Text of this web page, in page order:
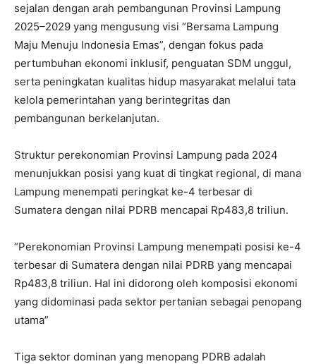
sejalan dengan arah pembangunan Provinsi Lampung
2025–2029 yang mengusung visi “Bersama Lampung
Maju Menuju Indonesia Emas”, dengan fokus pada
pertumbuhan ekonomi inklusif, penguatan SDM unggul,
serta peningkatan kualitas hidup masyarakat melalui tata
kelola pemerintahan yang berintegritas dan
pembangunan berkelanjutan.
Struktur perekonomian Provinsi Lampung pada 2024
menunjukkan posisi yang kuat di tingkat regional, di mana
Lampung menempati peringkat ke-4 terbesar di
Sumatera dengan nilai PDRB mencapai Rp483,8 triliun.
“Perekonomian Provinsi Lampung menempati posisi ke-4
terbesar di Sumatera dengan nilai PDRB yang mencapai
Rp483,8 triliun. Hal ini didorong oleh komposisi ekonomi
yang didominasi pada sektor pertanian sebagai penopang
utama”
Tiga sektor dominan yang menopang PDRB adalah